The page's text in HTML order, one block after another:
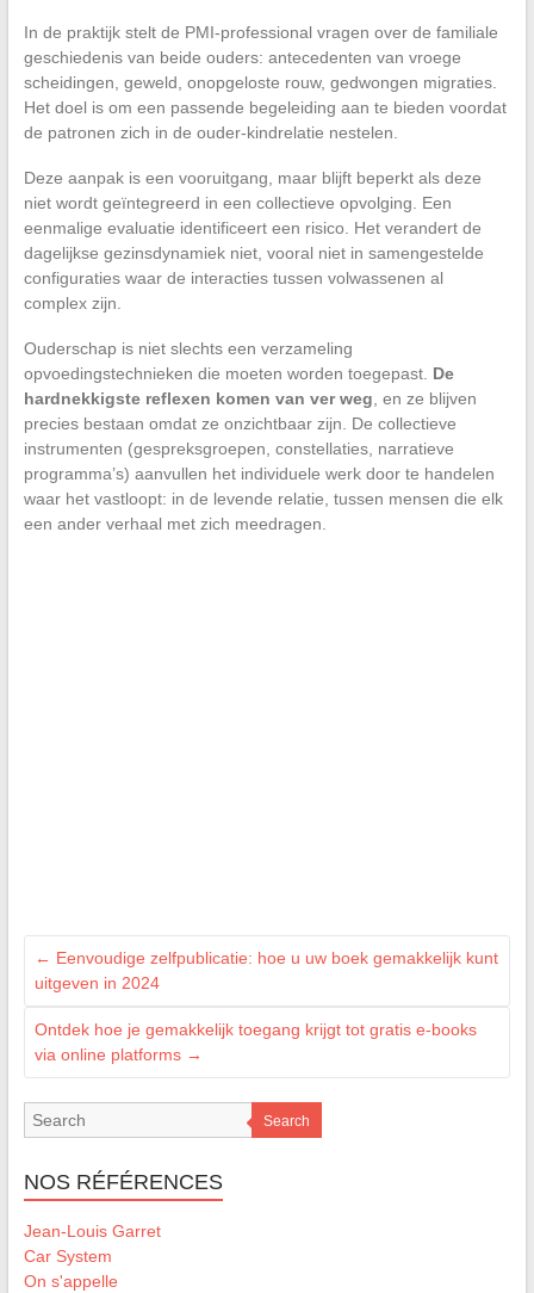
In de praktijk stelt de PMI-professional vragen over de familiale
geschiedenis van beide ouders: antecedenten van vroege
scheidingen, geweld, onopgeloste rouw, gedwongen migraties.
Het doel is om een passende begeleiding aan te bieden voordat
de patronen zich in de ouder-kindrelatie nestelen.
Deze aanpak is een vooruitgang, maar blijft beperkt als deze
niet wordt geïntegreerd in een collectieve opvolging. Een
eenmalige evaluatie identificeert een risico. Het verandert de
dagelijkse gezinsdynamiek niet, vooral niet in samengestelde
configuraties waar de interacties tussen volwassenen al
complex zijn.
Ouderschap is niet slechts een verzameling
opvoedingstechnieken die moeten worden toegepast. De
hardnekkigste reflexen komen van ver weg, en ze blijven
precies bestaan omdat ze onzichtbaar zijn. De collectieve
instrumenten (gespreksgroepen, constellaties, narratieve
programma’s) aanvullen het individuele werk door te handelen
waar het vastloopt: in de levende relatie, tussen mensen die elk
een ander verhaal met zich meedragen.
← Eenvoudige zelfpublicatie: hoe u uw boek gemakkelijk kunt
uitgeven in 2024
Ontdek hoe je gemakkelijk toegang krijgt tot gratis e-books
via online platforms →
Search
NOS RÉFÉRENCES
Jean-Louis Garret
Car System
On s'appelle